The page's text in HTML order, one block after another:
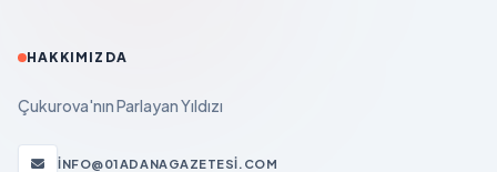
HAKKIMIZDA
Çukurova'nın Parlayan Yıldızı
INFO@01ADANAGAZETESI.COM